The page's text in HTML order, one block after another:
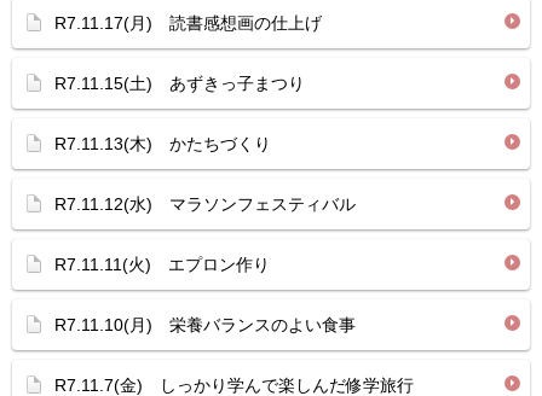
R7.11.17(月) 読書感想画の仕上げ
R7.11.15(土) あずきっ子まつり
R7.11.13(木) かたちづくり
R7.11.12(水) マラソンフェスティバル
R7.11.11(火) エプロン作り
R7.11.10(月) 栄養バランスのよい食事
R7.11.7(金) しっかり学んで楽しんだ修学旅行